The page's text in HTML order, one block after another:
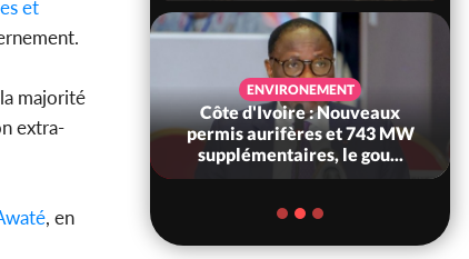
et
majorité
extra-
, en
: Réforme
ENVIRONEMENT
Côte d'Ivoire : Nouveaux
permis aurifères et 743 MW
supplémentaires, le gou...